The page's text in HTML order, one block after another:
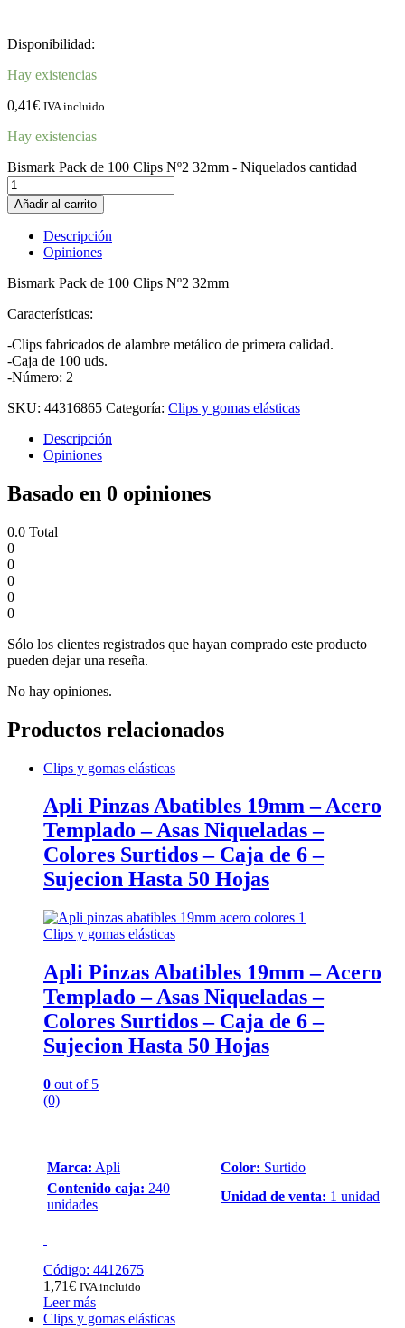
Disponibilidad:
Hay existencias
0,41€ IVA incluido
Hay existencias
Bismark Pack de 100 Clips Nº2 32mm - Niquelados cantidad
Añadir al carrito
Descripción
Opiniones
Bismark Pack de 100 Clips Nº2 32mm
Características:
-Clips fabricados de alambre metálico de primera calidad.
-Caja de 100 uds.
-Número: 2
SKU: 44316865 Categoría: Clips y gomas elásticas
Descripción
Opiniones
Basado en 0 opiniones
0.0 Total
0
0
0
0
0
Sólo los clientes registrados que hayan comprado este producto
pueden dejar una reseña.
No hay opiniones.
Productos relacionados
Clips y gomas elásticas
Apli Pinzas Abatibles 19mm – Acero
Templado – Asas Niqueladas –
Colores Surtidos – Caja de 6 –
Sujecion Hasta 50 Hojas
Clips y gomas elásticas
Apli Pinzas Abatibles 19mm – Acero
Templado – Asas Niqueladas –
Colores Surtidos – Caja de 6 –
Sujecion Hasta 50 Hojas
0 out of 5
(0)
Marca: Apli Color: Surtido
Contenido caja: 240
unidades
Unidad de venta: 1 unidad
Código: 4412675
1,71€ IVA incluido
Leer más
Clips y gomas elásticas